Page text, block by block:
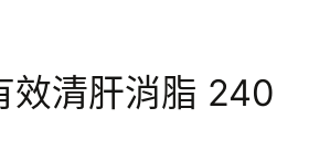
效清肝消脂 240